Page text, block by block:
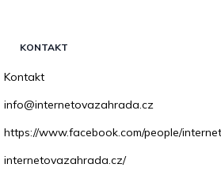
KONTAKT
Kontakt
info@internetovazahrada.cz
https://www.facebook.com/people/
internetovazahrada.cz/